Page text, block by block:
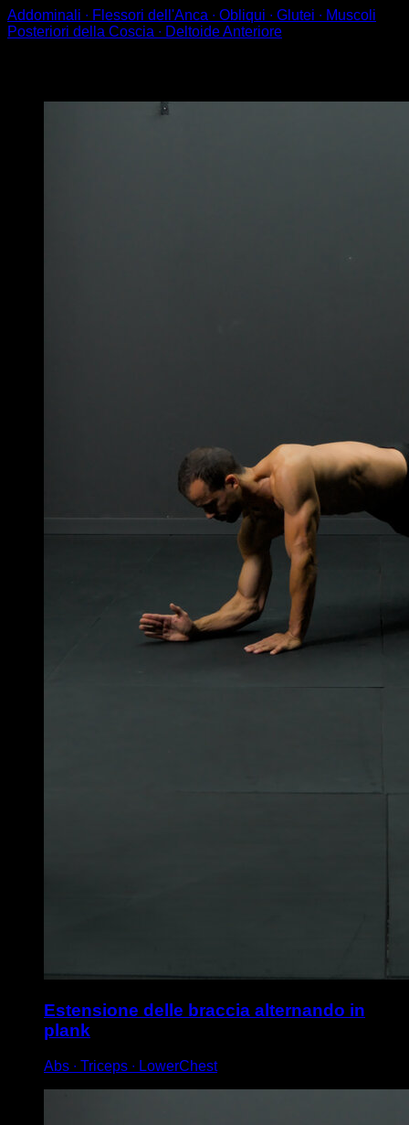
Addominali ∙ Flessori dell'Anca ∙ Obliqui ∙ Glutei ∙ Muscoli
Posteriori della Coscia ∙ Deltoide Anteriore
Estensione delle braccia alternando in
plank
Abs ∙ Triceps ∙ LowerChest